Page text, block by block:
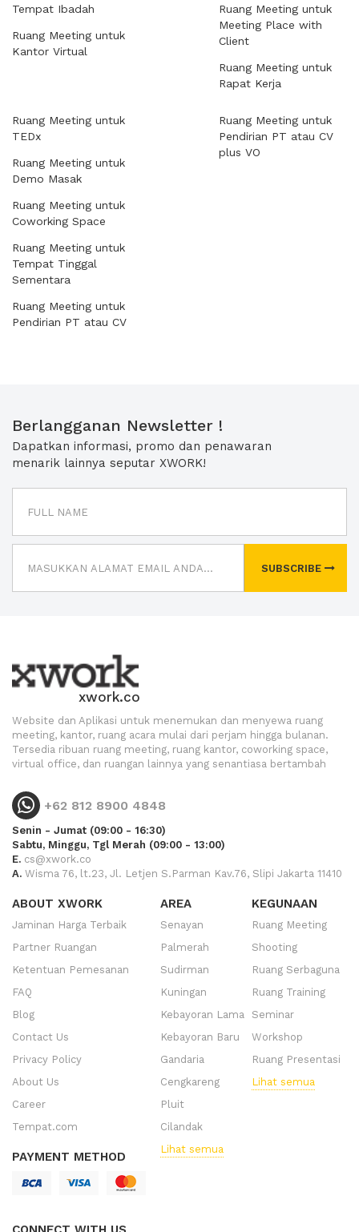
Tempat Ibadah
Ruang Meeting untuk
Kantor Virtual
Ruang Meeting untuk
Meeting Place with
Client
Ruang Meeting untuk
Rapat Kerja
Ruang Meeting untuk
TEDx
Ruang Meeting untuk
Demo Masak
Ruang Meeting untuk
Coworking Space
Ruang Meeting untuk
Tempat Tinggal
Sementara
Ruang Meeting untuk
Pendirian PT atau CV
Ruang Meeting untuk
Pendirian PT atau CV
plus VO
Berlangganan Newsletter !
Dapatkan informasi, promo dan penawaran
menarik lainnya seputar XWORK!
SUBSCRIBE
xwork.co
Website dan Aplikasi untuk menemukan dan menyewa ruang
meeting, kantor, ruang acara mulai dari perjam hingga bulanan.
Tersedia ribuan ruang meeting, ruang kantor, coworking space,
virtual office, dan ruangan lainnya yang senantiasa bertambah
+62 812 8900 4848
Senin - Jumat (09:00 - 16:30)
Sabtu, Minggu, Tgl Merah (09:00 - 13:00)
E. cs@xwork.co
A. Wisma 76, lt.23, Jl. Letjen S.Parman Kav.76, Slipi Jakarta 11410
ABOUT XWORK
Jaminan Harga Terbaik
Partner Ruangan
Ketentuan Pemesanan
FAQ
Blog
Contact Us
Privacy Policy
About Us
Career
Tempat.com
PAYMENT METHOD
AREA
Senayan
Palmerah
Sudirman
Kuningan
Kebayoran Lama
Kebayoran Baru
Gandaria
Cengkareng
Pluit
Cilandak
Lihat semua
KEGUNAAN
Ruang Meeting
Shooting
Ruang Serbaguna
Ruang Training
Seminar
Workshop
Ruang Presentasi
Lihat semua